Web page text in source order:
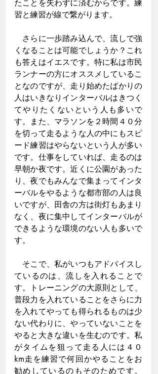
たことを失わずに済むからです。練
習と練習が線で繋がります。
さらに一歩踏み込んで、流しで強
くなることは可能でしょうか？これ
も答えはイエスです。特に私は市民
ランナーの方にオススメしているこ
となのですが、走り始めたばかりの
人はいきなりインターバルはきつく
てやりたくないという人も多いで
す。また、マラソンを２時間４０分
を切って走るような人の中にもスピ
ード練習はやらないという人が多い
です。仕事をしていれば、走るのは
早朝か夜です。近くに公園があった
り、夜でもみんなで集まってインタ
ーバルをやるような都市部の人は良
いですが、田舎の方は街灯もあまり
なく、夜に集中してインターバルが
できるような環境のない人も多いで
す。
そこで、私がいつもアドバイスし
ているのは、流しを入れることで
す。トレーニングの大原則として、
普段力を入れていることをさらに力
を入れてやっても得られるものは少
ない代わりに、やっていないことを
やると大きな違いを生むのです。私
がタイムを狙って走る人には４０
km走を練習で何回かやることをお
勧めしているのもそのためです。